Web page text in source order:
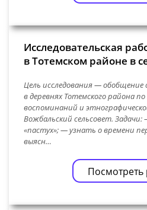
Исследовательская
в Тотемском районе в
Цель исследования —
в деревнях Тотемского района
воспоминаний и
Вожбальский сельсовет.
«пастух»; — узнать о времени
выясн…
Посмотреть